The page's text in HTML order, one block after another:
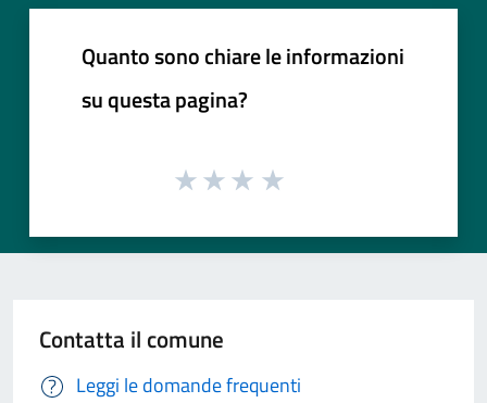
Quanto sono chiare le informazioni
su questa pagina?
Contatta il comune
Leggi le domande frequenti